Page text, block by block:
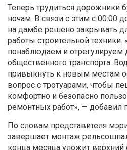
Теперь трудиться дорожники
ночам. В связи с этим с 00:00
на дамбе решено закрывать
работы строительной техники.
понаблюдаем и отрегулируем
общественного транспорта.
привыкнуть к новым местам
вопрос с тротуарами, чтобы
комфортно и безопасно
ремонтных работ», — добавил
По словам представителя
завершает монтаж
конца месяца уложит верхний